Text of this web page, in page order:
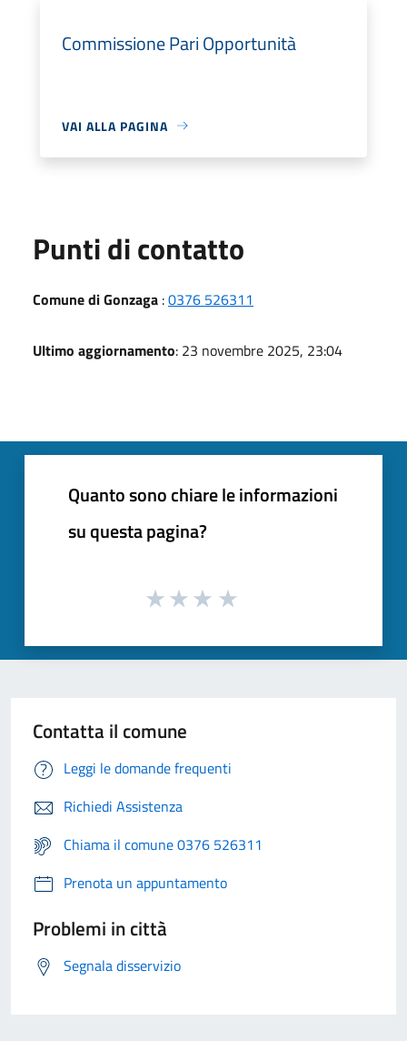
Commissione Pari Opportunità
VAI ALLA PAGINA
Punti di contatto
Comune di Gonzaga :0376 526311
Ultimo aggiornamento: 23 novembre 2025, 23:04
Quanto sono chiare le informazioni
su questa pagina?
Contatta il comune
Leggi le domande frequenti
Richiedi Assistenza
Chiama il comune 0376 526311
Prenota un appuntamento
Problemi in città
Segnala disservizio